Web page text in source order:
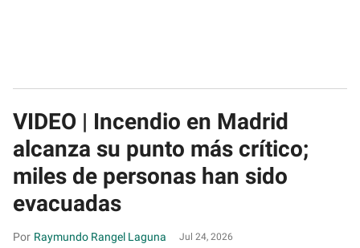
VIDEO | Incendio en Madrid
alcanza su punto más crítico;
miles de personas han sido
evacuadas
Raymundo Rangel Laguna Jul 24, 2026